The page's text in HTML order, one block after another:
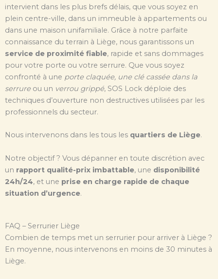
intervient dans les plus brefs délais, que vous soyez en
plein centre-ville, dans un immeuble à appartements ou
dans une maison unifamiliale. Grâce à notre parfaite
connaissance du terrain à Liège, nous garantissons un
service de proximité fiable, rapide et sans dommages
pour votre porte ou votre serrure. Que vous soyez
confronté à une porte claquée, une clé cassée dans la
serrure ou un verrou grippé, SOS Lock déploie des
techniques d’ouverture non destructives utilisées par les
professionnels du secteur.
Nous intervenons dans les tous les quartiers de Liège.
Notre objectif ? Vous dépanner en toute discrétion avec
un rapport qualité-prix imbattable, une disponibilité
24h/24, et une prise en charge rapide de chaque
situation d’urgence.
FAQ – Serrurier Liège
Combien de temps met un serrurier pour arriver à Liège ?
En moyenne, nous intervenons en moins de 30 minutes à
Liège.